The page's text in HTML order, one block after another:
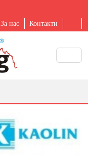
За нас Контакти